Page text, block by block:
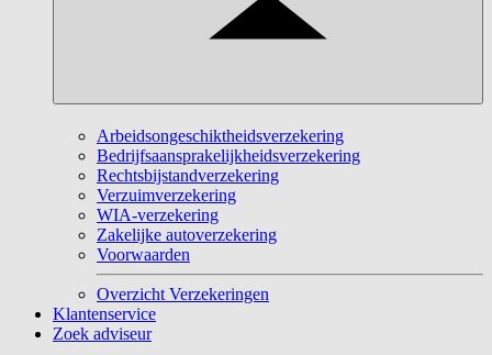
Arbeidsongeschiktheidsverzekering
Bedrijfsaansprakelijkheidsverzekering
Rechtsbijstandverzekering
Verzuimverzekering
WIA-verzekering
Zakelijke autoverzekering
Voorwaarden
Overzicht Verzekeringen
Klantenservice
Zoek adviseur